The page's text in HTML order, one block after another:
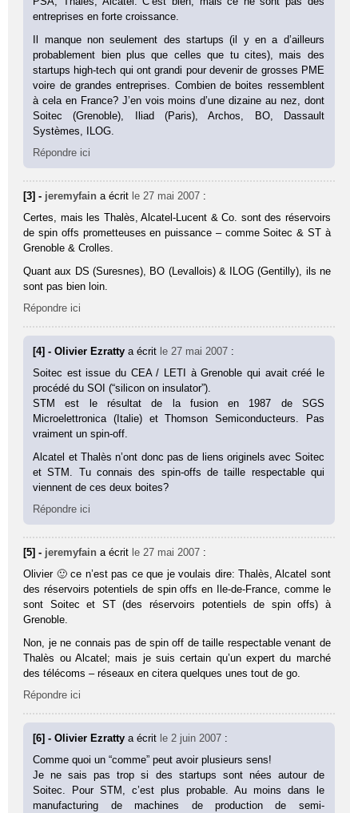
entreprises en forte croissance.
Il manque non seulement des startups (il y en a d’ailleurs
probablement bien plus que celles que tu cites), mais des
startups high-tech qui ont grandi pour devenir de grosses PME
voire de grandes entreprises. Combien de boites ressemblent
à cela en France? J’en vois moins d’une dizaine au nez, dont
Soitec (Grenoble), Iliad (Paris), Archos, BO, Dassault
Systèmes, ILOG.
Répondre ici
[3] - jeremyfain a écrit le 27 mai 2007 :
Certes, mais les Thalès, Alcatel-Lucent & Co. sont des réservoirs
de spin offs prometteuses en puissance – comme Soitec & ST à
Grenoble & Crolles.
Quant aux DS (Suresnes), BO (Levallois) & ILOG (Gentilly), ils ne
sont pas bien loin.
Répondre ici
[4] - Olivier Ezrattya écrit le 27 mai 2007 :
Soitec est issue du CEA / LETI à Grenoble qui avait créé le
procédé du SOI (“silicon on insulator”).
STM est le résultat de la fusion en 1987 de SGS
Microelettronica (Italie) et Thomson Semiconducteurs. Pas
vraiment un spin-off.
Alcatel et Thalès n’ont donc pas de liens originels avec Soitec
et STM. Tu connais des spin-offs de taille respectable qui
viennent de ces deux boites?
Répondre ici
[5] - jeremyfain a écrit le 27 mai 2007 :
Olivier 🙂 ce n’est pas ce que je voulais dire: Thalès, Alcatel sont
des réservoirs potentiels de spin offs en Ile-de-France, comme le
sont Soitec et ST (des réservoirs potentiels de spin offs) à
Grenoble.
Non, je ne connais pas de spin off de taille respectable venant de
Thalès ou Alcatel; mais je suis certain qu’un expert du marché
des télécoms – réseaux en citera quelques unes tout de go.
Répondre ici
[6] - Olivier Ezrattya écrit le 2 juin 2007 :
Comme quoi un “comme” peut avoir plusieurs sens!
Je ne sais pas trop si des startups sont nées autour de
Soitec. Pour STM, c’est plus probable. Au moins dans le
manufacturing de machines de production de semi-